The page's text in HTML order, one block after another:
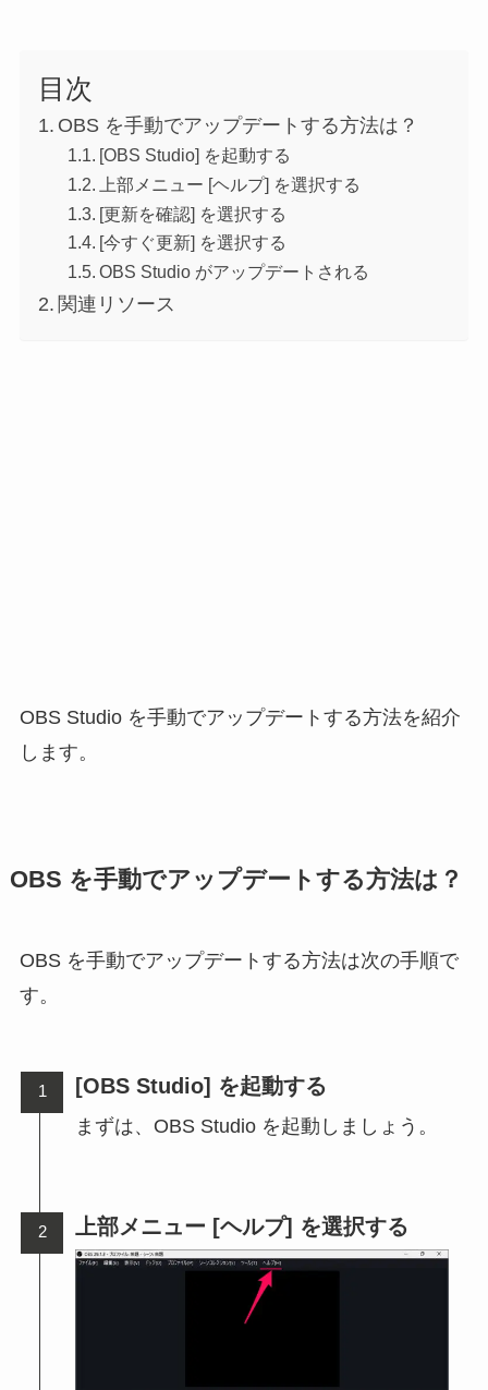
目次
OBS を手動でアップデートする方法は？
[OBS Studio] を起動する
上部メニュー [ヘルプ] を選択する
[更新を確認] を選択する
[今すぐ更新] を選択する
OBS Studio がアップデートされる
関連リソース
OBS Studio を手動でアップデートする方法を紹介
します。
OBS を手動でアップデートする方法は？
OBS を手動でアップデートする方法は次の手順で
す。
[OBS Studio] を起動する
まずは、OBS Studio を起動しましょう。
上部メニュー [ヘルプ] を選択する